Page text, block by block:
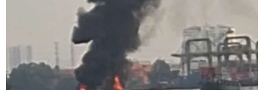
Công nhân làm việc trên công trường dự án Nhà ga T3 Cảng
Hàng không Tân Sơn Nhất. (Ảnh: Tiến Lực/TTXVN)
Nhằm thực hiện các giải pháp khuyến khích các
nhà thầu chủ động rút ngắn tiến độ thi công các
dự án, Ủy ban Nhân dân Thành phố Hồ Chí